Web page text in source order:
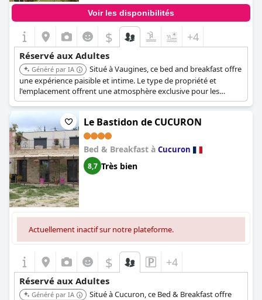
Voir les disponibilités
$ +4
Réservé aux Adultes
Généré par IA
Situé à Vaugines, ce bed and breakfast offre
une expérience paisible et intime. Le type de propriété et
l'emplacement offrent une atmosphère exclusive pour les
adultes recherchant une escapade tranquille.
Le Bastidon de CUCURON
Bed & Breakfast à Cucuron
8,7 Très bien
Actuellement inactif sur notre plateforme.
$ +4
Réservé aux Adultes
Généré par IA
Situé à Cucuron, ce Bed & Breakfast offre